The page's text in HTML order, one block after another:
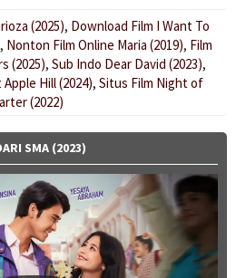
(2025), Download Film I Want To
, Nonton Film Online Maria (2019), Film
(2025), Sub Indo Dear David (2023),
Hill (2024), Situs Film Night of
(2022)
SMA (2023)